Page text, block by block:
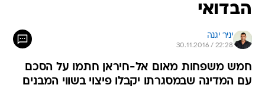
הבדואי
יניר יגנה
30.11.2016 / 22:28
חמש משפחות מאום אל-חיראן חתמו על הסכם
עם המדינה שבמסגרתו יקבלו פיצוי בשווי המבנים